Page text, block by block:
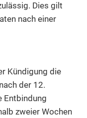
Dies gilt
nach einer
Kündigung die
der 12.
Entbindung
zweier Wochen